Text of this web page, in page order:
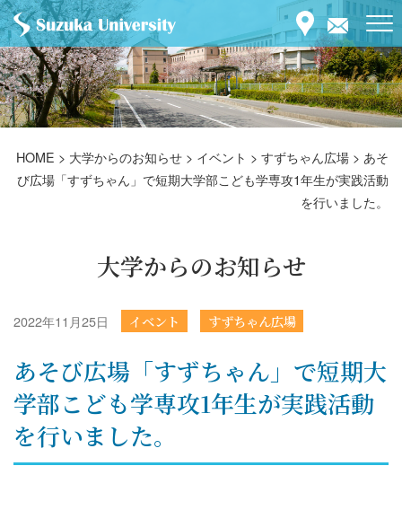
HOME > 大学からのお知らせ > イベント > すずちゃん広場 > あそ
び広場「すずちゃん」で短期大学部こども学専攻1年生が実践活動
を行いました。
大学からのお知らせ
2022年11月25日 イベント すずちゃん広場
あそび広場「すずちゃん」で短期大
学部こども学専攻1年生が実践活動
を行いました。